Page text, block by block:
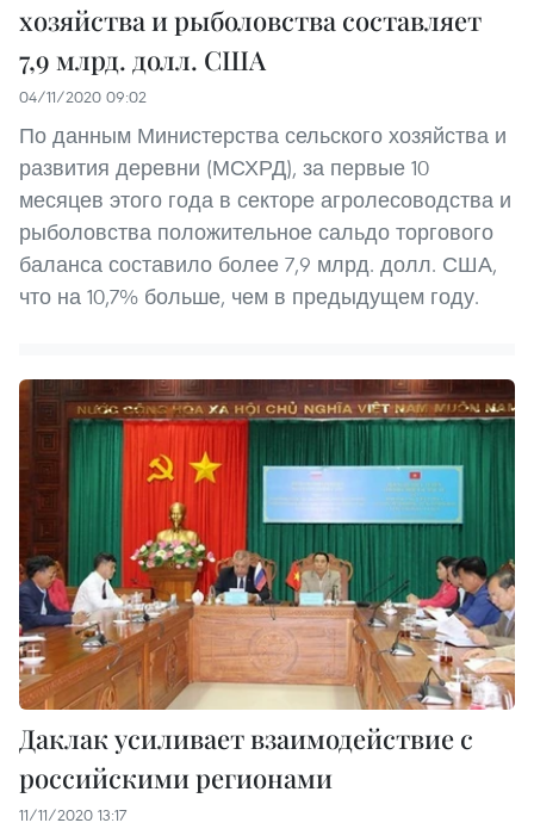
хозяйства и рыболовства составляет
7,9 млрд. долл. США
04/11/2020 09:02
По данным Министерства сельского хозяйства и
развития деревни (МСХРД), за первые 10
месяцев этого года в секторе агролесоводства и
рыболовства положительное сальдо торгового
баланса составило более 7,9 млрд. долл. США,
что на 10,7% больше, чем в предыдущем году.
Даклак усиливает взаимодействие с
российскими регионами
11/11/2020 13:17